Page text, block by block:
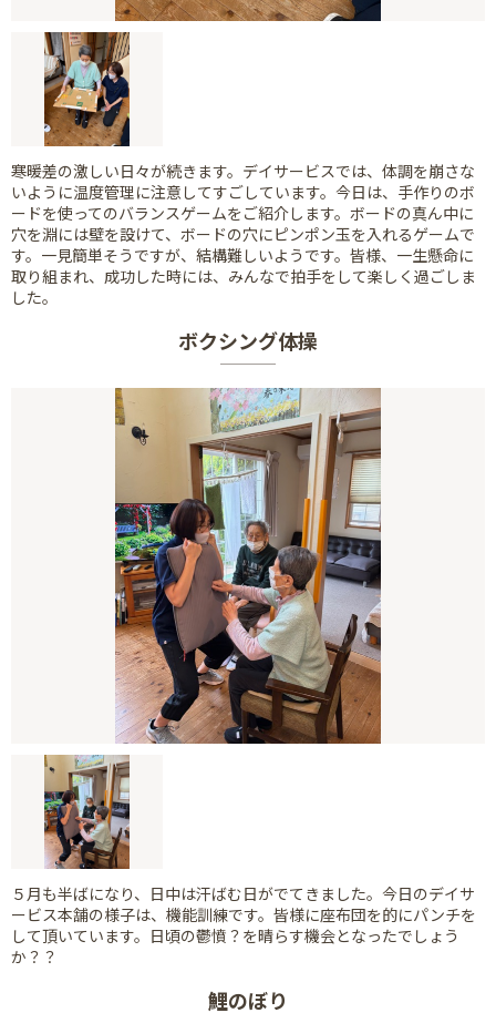
寒暖差の激しい日々が続きます。デイサービスでは、体調を崩さな
いように温度管理に注意してすごしています。今日は、手作りのボ
ードを使ってのバランスゲームをご紹介します。ボードの真ん中に
穴を淵には壁を設けて、ボードの穴にピンポン玉を入れるゲームで
す。一見簡単そうですが、結構難しいようです。皆様、一生懸命に
取り組まれ、成功した時には、みんなで拍手をして楽しく過ごしま
した。
ボクシング体操
５月も半ばになり、日中は汗ばむ日がでてきました。今日のデイサ
ービス本舗の様子は、機能訓練です。皆様に座布団を的にパンチを
して頂いています。日頃の鬱憤？を晴らす機会となったでしょう
か？？
鯉のぼり